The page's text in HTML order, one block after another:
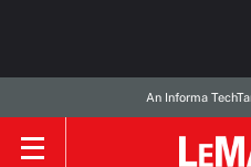
An Informa